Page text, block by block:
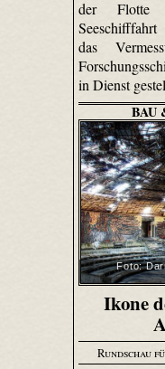
der Flotte
das
in Dienst
BAU
Foto:
Ikone
Rundschau